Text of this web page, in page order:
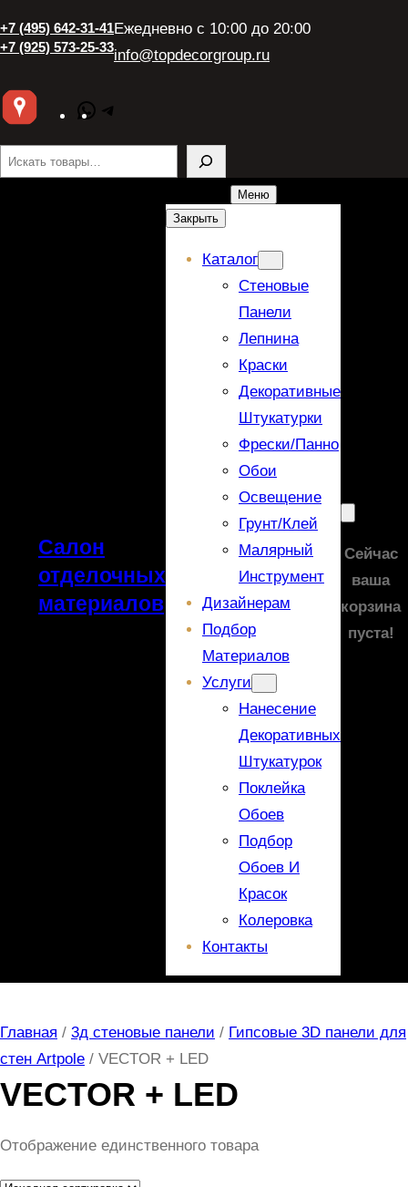
к
+7 (495) 642-31-41
+7 (925) 573-25-33
Ежедневно с 10:00 до 20:00
info@topdecorgroup.ru
WhatsApp
Поиск
Салон
отделочных
материалов
Меню
Закрыть
Каталог
Стеновые
Панели
Лепнина
Краски
Декоративные
Штукатурки
Фрески/панно
Обои
Освещение
Грунт/Клей
Малярный
Инструмент
Дизайнерам
Подбор
Материалов
Услуги
Нанесение
Декоративных
Штукатурок
Поклейка
Обоев
Подбор
Обоев И
Красок
Колеровка
Контакты
Сейчас
ваша
корзина
пуста!
Главная / 3д стеновые панели / Гипсовые 3D панели для
стен Artpole / VECTOR + LED
VECTOR + LED
Отображение единственного товара